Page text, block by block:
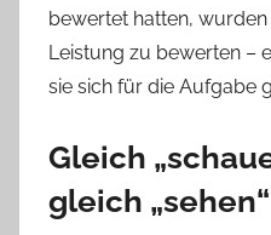
bewertet hatten,
Leistung zu bewerten –
sie sich für die Aufgabe
Gleich
gleich „sehen“